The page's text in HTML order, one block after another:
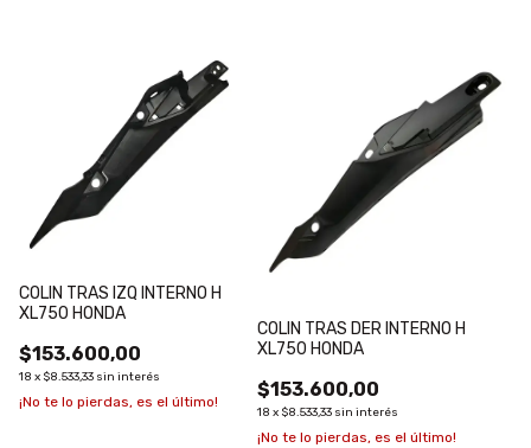
COLIN TRAS IZQ INTERNO H
XL750 HONDA
$153.600,00
18 x $8.533,33 sin interés
¡No te lo pierdas, es el último!
COLIN TRAS DER INTERNO H
XL750 HONDA
$153.600,00
18 x $8.533,33 sin interés
¡No te lo pierdas, es el último!